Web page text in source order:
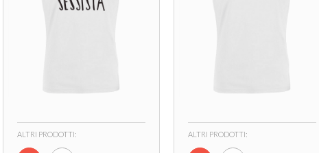
ALTRI PRODOTTI: ALTRI PRODOTTI: